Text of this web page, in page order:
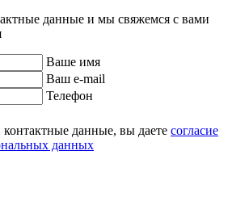
данные и мы свяжемся с вами
Ваше имя
Ваш e-mail
Телефон
данные, вы даете согласие
данных